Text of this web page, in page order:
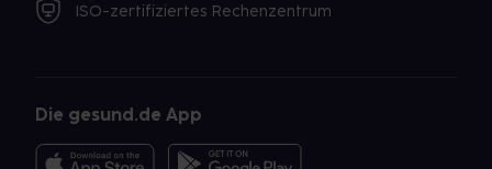
ISO-zertifiziertes Rechenzentrum
Die gesund.de App